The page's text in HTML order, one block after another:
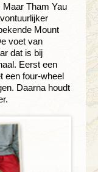
Maar Tham Yau
Mount
voet van
dat is bij
Eerst een
een four-wheel
Daarna houdt